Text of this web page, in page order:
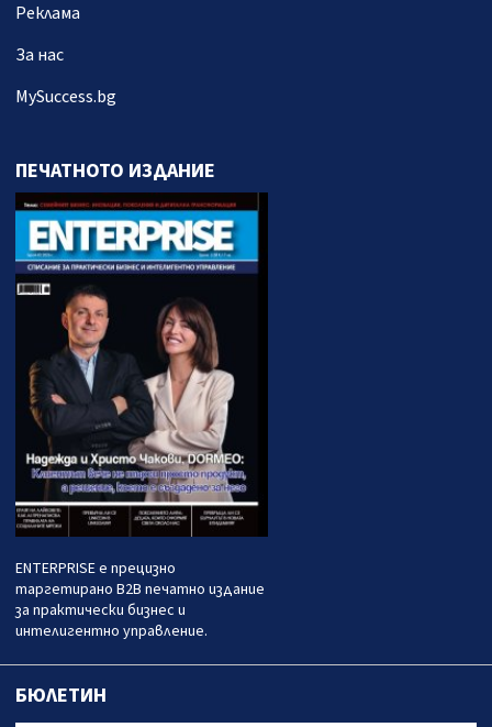
Реклама
За нас
MySuccess.bg
ПЕЧАТНОТО ИЗДАНИЕ
ENTERPRISE е прецизно
таргетирано B2B печатно издание
за практически бизнес и
интелигентно управление.
БЮЛЕТИН